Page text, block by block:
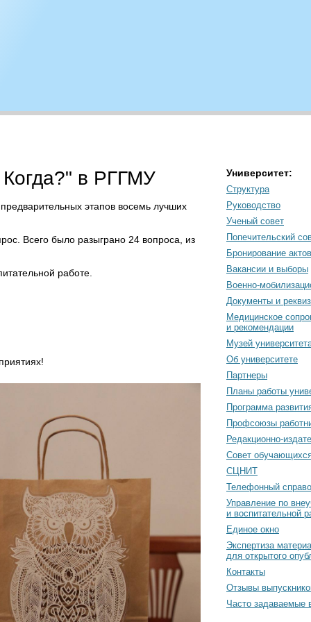
Когда?" в РГГМУ
этапов восемь лучших
Всего было разыграно 24 вопроса, из
работе.
Университет:
Структура
Руководство
Ученый совет
Попечительский
Бронирование
Вакансии и выборы
Военно-
Документы и
Медицинское
и рекомендации
Музей
Об университете
Партнеры
Планы работы
Программа
Профсоюзы
Редакционно-
Cовет
СЦНИТ
Телефонный
Управление по
и воспитательной
Единое окно
Экспертиза
для открытого
Контакты
Отзывы
Часто задаваемые